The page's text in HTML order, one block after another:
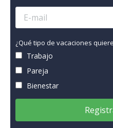
¿Qué tipo de vacaciones
Trabajo
Pareja
Bienestar